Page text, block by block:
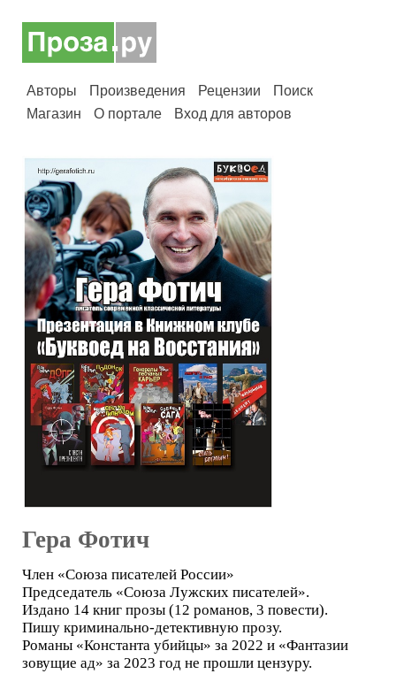
Авторы Произведения Рецензии
Поиск
Магазин
О портале Вход для авторов
Гера Фотич
Член «Союза писателей России»
Председатель «Союза Лужских писателей».
Издано 14 книг прозы (12 романов, 3 повести).
Пишу криминально-детективную прозу.
Романы «Константа убийцы» за 2022 и «Фантазии
зовущие ад» за 2023 год не прошли цензуру.